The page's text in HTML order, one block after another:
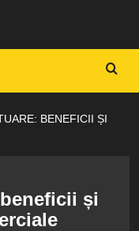
BENEFICII ȘI
și